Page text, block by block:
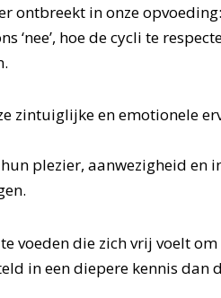
ontbreekt in onze
‘nee’, hoe de cycli te
zintuiglijke en emotionele
plezier, aanwezigheid en
voeden die zich vrij voelt
in een diepere kennis dan